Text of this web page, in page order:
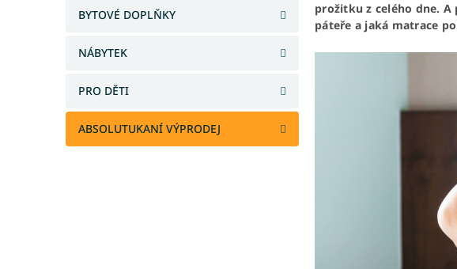
BYTOVÉ DOPLŇKY
NÁBYTEK
PRO DĚTI
ABSOLUTUKANÍ VÝPRODEJ
prožitku z celého dne.
páteře a jaká matrace